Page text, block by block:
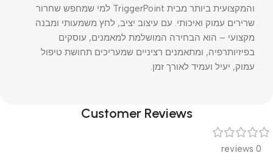
והמקצועית ביותר מבית TriggerPoint למי שמחפש שחרור
שרירים עמוק ואיכותי. עם עיצוב יציב, לחץ משמעותי ומבנה
מקצועי – הוא הבחירה המושלמת למאמנים, עוסקים
בפיזיותרפיה, ומתאמנים רציניים שמעריכים תחושת טיפול
עמוק, יעיל ועמיד לאורך זמן.
Customer Reviews
0 reviews